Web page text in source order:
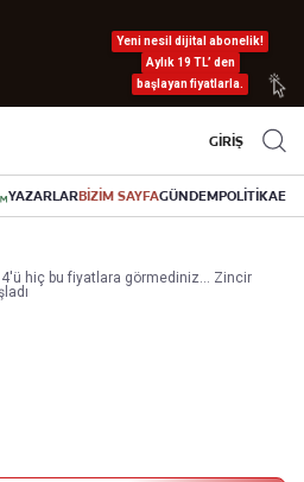
Yeni nesil dijital abonelik!
Aylık 19 TL’ den
başlayan fiyatlarla.
GİRİŞ
YAZARLARBİZİM SAYFAGÜNDEMPOLİTİKA
hiç bu fiyatlara görmediniz... Zincir